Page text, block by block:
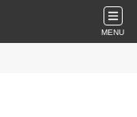
MENU